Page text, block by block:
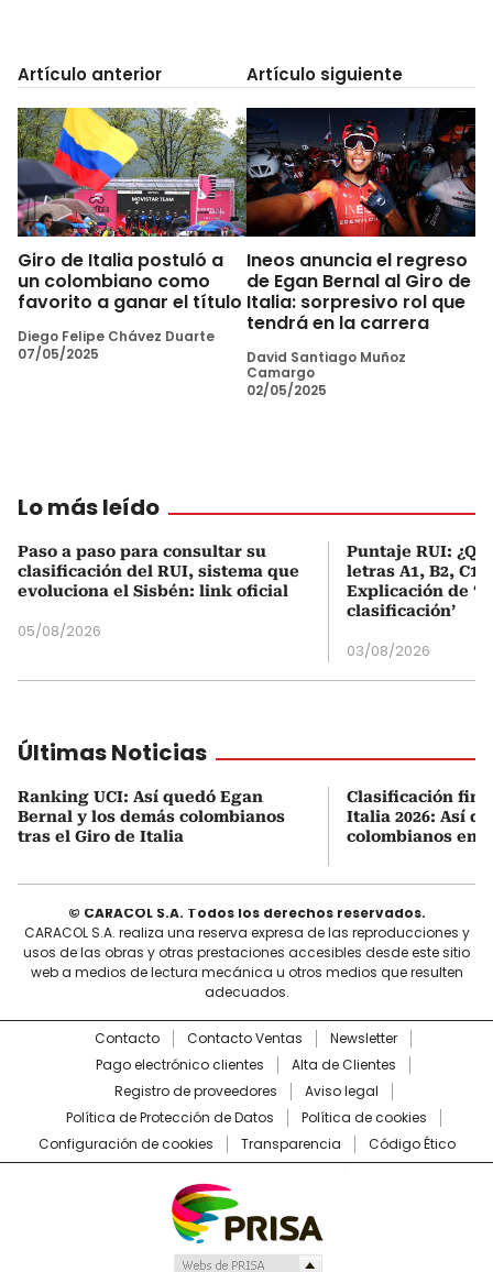
Artículo anterior
Giro de Italia postuló a
un colombiano como
favorito a ganar el título
Diego Felipe Chávez Duarte
07/05/2025
Artículo siguiente
Ineos anuncia el regreso
de Egan Bernal al Giro de
Italia: sorpresivo rol que
tendrá en la carrera
David Santiago Muñoz
Camargo
02/05/2025
Lo más leído
Paso a paso para consultar su
clasificación del RUI, sistema que
evoluciona el Sisbén: link oficial
05/08/2026
Puntaje RUI:
letras A1, B2, C1
Explicación de
clasificación’
03/08/2026
Últimas Noticias
Ranking UCI: Así quedó Egan
Bernal y los demás colombianos
tras el Giro de Italia
Clasificación
Italia 2026: Así
colombianos en
© CARACOL S.A. Todos los derechos reservados.
CARACOL S.A. realiza una reserva expresa de las reproducciones y
usos de las obras y otras prestaciones accesibles desde este sitio
web a medios de lectura mecánica u otros medios que resulten
adecuados.
Contacto Contacto Ventas
Newsletter
Pago electrónico clientes
Alta de Clientes
Registro de proveedores
Aviso legal
Política de Protección de Datos
Política de cookies
Configuración de cookies
Transparencia Código Ético